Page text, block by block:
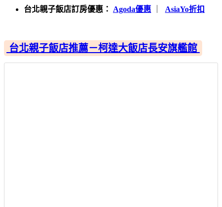
台北親子飯店訂房優惠：
Agoda優惠 AsiaYo折扣
台北親子飯店推薦－柯達大飯店長安旗艦館